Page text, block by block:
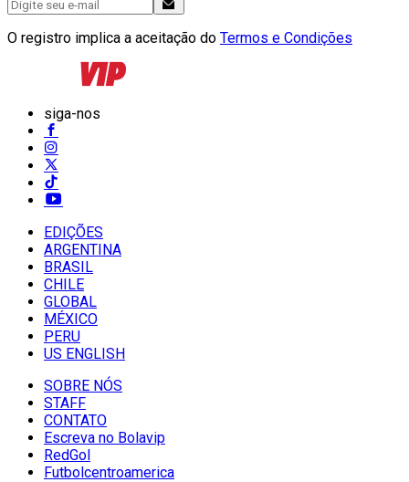
O registro implica a aceitação do Termos e Condições
siga-nos
EDIÇÕES
ARGENTINA
BRASIL
CHILE
GLOBAL
MÉXICO
PERU
US ENGLISH
SOBRE NÓS
STAFF
CONTATO
Escreva no Bolavip
RedGol
Futbolcentroamerica